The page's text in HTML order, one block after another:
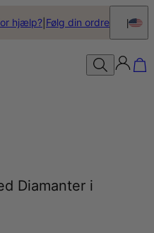
hjælp? Følg din ordre
Diamanter i